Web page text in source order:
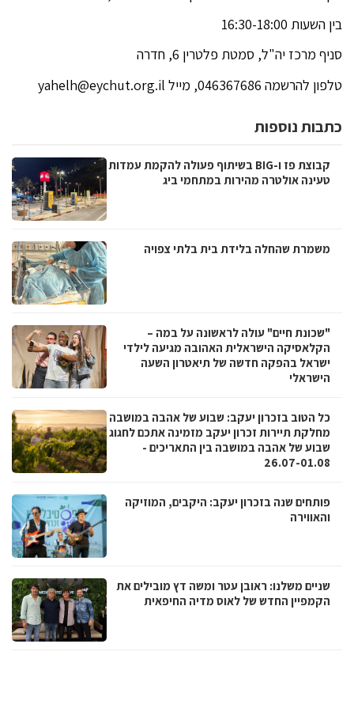
בין השעות 16:30-18:00
סניף מרכז יה"ל, סמטת פלטרין 6, חדרה
טלפון להרשמה 046367686, מייל
yahelh@eychut.org.il
כתבות נוספות
קבוצת פז ו-BIG בשיתוף פעולה להקמת עמדות
טעינה אולטרה מהירות במתחמי ביג
משמרת שהחלה בלידת בית בלתי צפויה
"שכונת חיים" עולה לראשונה על במה –
הקלאסיקה הישראלית האהובה מגיעה לילדי
ישראל בהפקה חדשה של תיאטרון השעה
הישראלי
כל הטוב בזכרון יעקב: שבוע של אהבה במושבה
מחלקת תיירות זכרון יעקב מזמינה אתכם לחגוג
שבוע של אהבה במושבה בין התאריכים -
26.07-01.08
פותחים שנה בזכרון יעקב: היקבים, המוזיקה
והאווירה
שניים משלנו: ראובן עטר ומשה דץ מובילים את
הקמפיין החדש של לאוס מדיה החיפאית